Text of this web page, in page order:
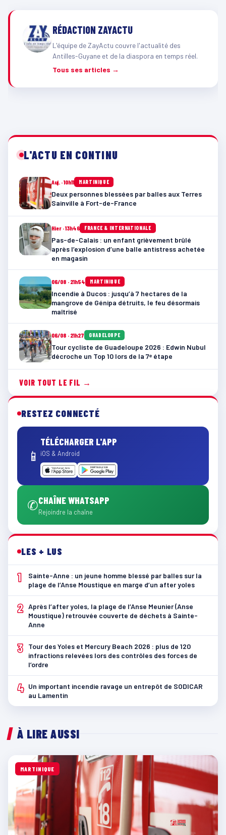
RÉDACTION ZAYACTU
L'équipe de ZayActu couvre l'actualité des
Antilles-Guyane et de la diaspora en temps réel.
Tous ses articles →
L'ACTU EN CONTINU
Auj. · 10h11 MARTINIQUE
Deux personnes blessées par balles aux Terres
Sainville à Fort-de-France
Hier · 13h46 FRANCE & INTERNATIONALE
Pas-de-Calais : un enfant grièvement brûlé
après l’explosion d’une balle antistress achetée
en magasin
06/08 · 21h54 MARTINIQUE
Incendie à Ducos : jusqu’à 7 hectares de la
mangrove de Génipa détruits, le feu désormais
maîtrisé
06/08 · 21h27 GUADELOUPE
Tour cycliste de Guadeloupe 2026 : Edwin Nubul
décroche un Top 10 lors de la 7ᵉ étape
VOIR TOUT LE FIL →
RESTEZ CONNECTÉ
📱
TÉLÉCHARGER L'APP
iOS & Android
✆CHAÎNE WHATSAPP
Rejoindre la chaîne
LES + LUS
1
Sainte-Anne : un jeune homme blessé par balles sur la
plage de l’Anse Moustique en marge d’un after yoles
2 Après l’after yoles, la plage de l’Anse Meunier (Anse
Moustique) retrouvée couverte de déchets à Sainte-
Anne
3
Tour des Yoles et Mercury Beach 2026 : plus de 120
infractions relevées lors des contrôles des forces de
l’ordre
4 Un important incendie ravage un entrepôt de SODICAR
au Lamentin
À LIRE AUSSI
MARTINIQUE